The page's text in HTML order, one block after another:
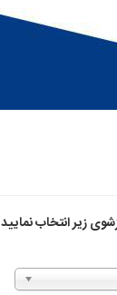
زیر انتخاب نمایید